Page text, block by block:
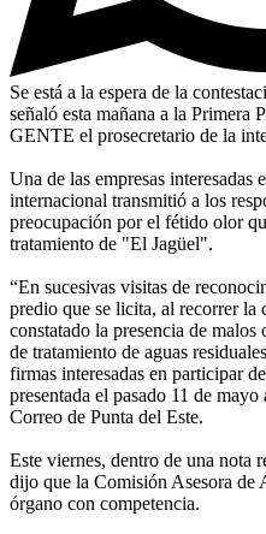
Se está a la espera de la
señaló esta mañana a la Primera
GENTE el prosecretario de la
Una de las empresas
internacional transmitió a los
preocupación por el fétido olor
tratamiento de "El Jagüel".
“En sucesivas visitas de
predio que se licita, al recorrer la
constatado la presencia de
de tratamiento de aguas
firmas interesadas en participar
presentada el pasado 11 de
Correo de Punta del Este.
Este viernes, dentro de una nota
dijo que la Comisión Asesora de
órgano con competencia.